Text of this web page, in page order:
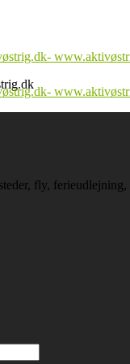
fly, ferieudlejning,